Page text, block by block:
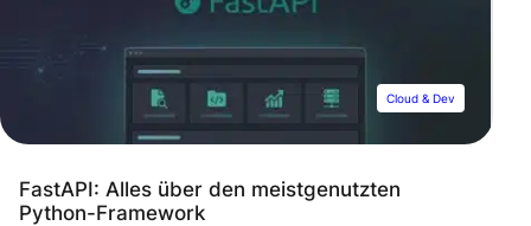
Cloud & Dev
FastAPI: Alles über den meistgenutzten
Python-Framework